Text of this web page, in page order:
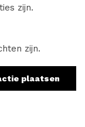
zijn.
zijn.